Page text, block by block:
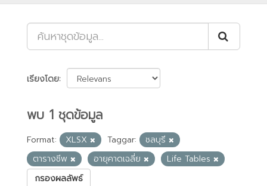
เรียงโดย
พบ 1 ชุดข้อมูล
Format: XLSX Taggar:
ชลบุรี
ตารางชีพ
อายุคาดเฉลี่ย
Life Tables
กรองผลลัพธ์